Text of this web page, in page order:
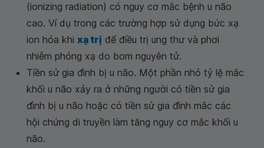
(ionizing radiation) có nguy cơ mắc bệnh u não
cao. Ví dụ trong các trường hợp sử dụng bức xạ
ion hóa khi xạ trị để điều trị ung thư và phơi
nhiễm phóng xạ do bom nguyên tử.
Tiền sử gia đình bị u não. Một phần nhỏ tỷ lệ mắc
khối u não xảy ra ở những người có tiền sử gia
đình bị u não hoặc có tiền sử gia đình mắc các
hội chứng di truyền làm tăng nguy cơ mắc khối u
não.